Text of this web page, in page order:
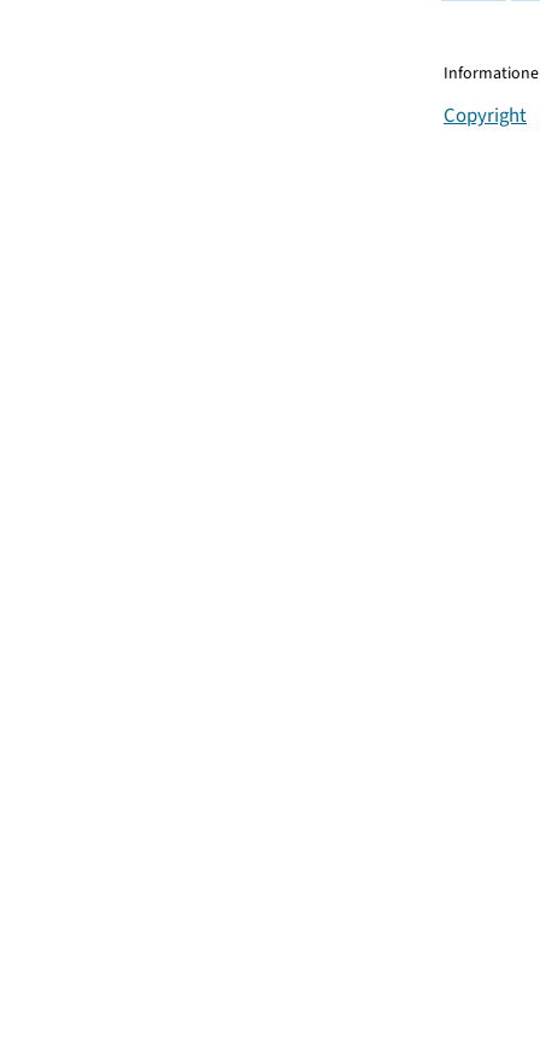
Copyright